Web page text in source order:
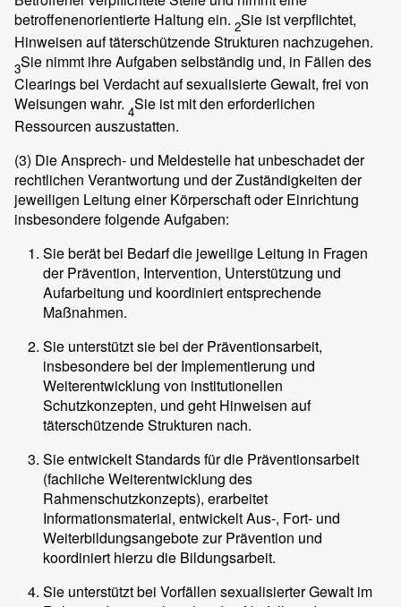
betroffenenorientierte Haltung ein. 2Sie ist verpflichtet,
Hinweisen auf täterschützende Strukturen nachzugehen.
3Sie nimmt ihre Aufgaben selbständig und, in Fällen des
Clearings bei Verdacht auf sexualisierte Gewalt, frei von
Weisungen wahr. 4Sie ist mit den erforderlichen
Ressourcen auszustatten.
(3) Die Ansprech- und Meldestelle hat unbeschadet der
rechtlichen Verantwortung und der Zuständigkeiten der
jeweiligen Leitung einer Körperschaft oder Einrichtung
insbesondere folgende Aufgaben:
Sie berät bei Bedarf die jeweilige Leitung in Fragen
der Prävention, Intervention, Unterstützung und
Aufarbeitung und koordiniert entsprechende
Maßnahmen.
Sie unterstützt sie bei der Präventionsarbeit,
insbesondere bei der Implementierung und
Weiterentwicklung von institutionellen
Schutzkonzepten, und geht Hinweisen auf
täterschützende Strukturen nach.
Sie entwickelt Standards für die Präventionsarbeit
(fachliche Weiterentwicklung des
Rahmenschutzkonzepts), erarbeitet
Informationsmaterial, entwickelt Aus-, Fort- und
Weiterbildungsangebote zur Prävention und
koordiniert hierzu die Bildungsarbeit.
Sie unterstützt bei Vorfällen sexualisierter Gewalt im